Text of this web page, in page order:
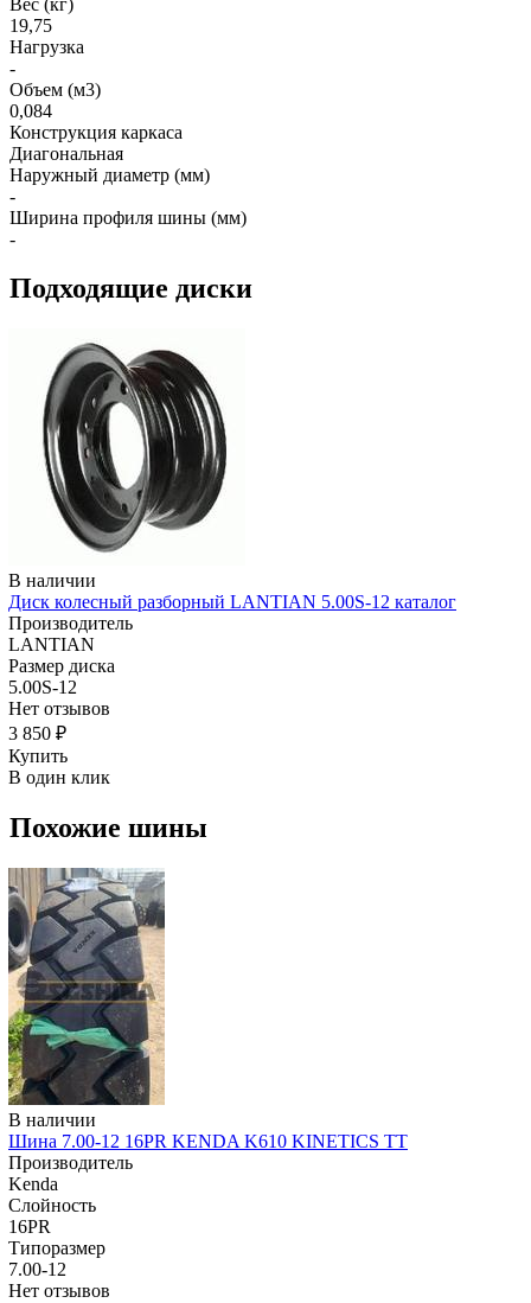
19,75
Нагрузка
-
Объем (м3)
0,084
Конструкция каркаса
Диагональная
Наружный диаметр (мм)
-
Ширина профиля шины (мм)
-
Подходящие диски
В наличии
Диск колесный разборный LANTIAN 5.00S-12 каталог
Производитель
LANTIAN
Размер диска
5.00S-12
Нет отзывов
3 850 ₽
Купить
В один клик
Похожие шины
В наличии
Шина 7.00-12 16PR KENDA K610 KINETICS TT
Производитель
Kenda
Слойность
16PR
Типоразмер
7.00-12
Нет отзывов